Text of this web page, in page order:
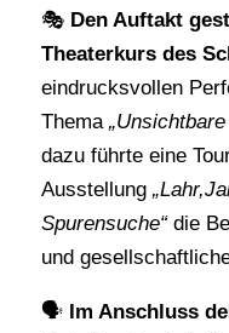
🎭 Den Auftakt
Theaterkurs des
eindrucksvollen
Thema
dazu führte eine
Ausstellung
Spurensuche“die
und
🗣 Im Anschluss